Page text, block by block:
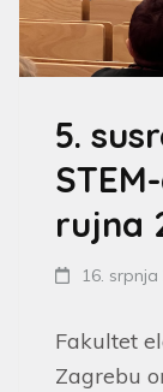
5.
rujna
16. srpnja
Fakultet
Zagrebu